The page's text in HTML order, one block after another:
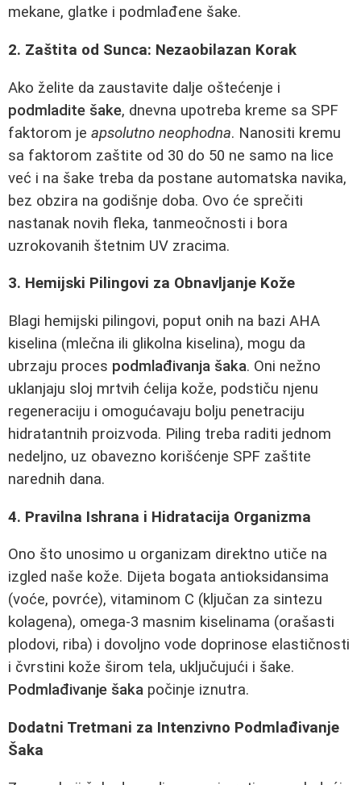
mekane, glatke i podmlađene šake.
2. Zaštita od Sunca: Nezaobilazan Korak
Ako želite da zaustavite dalje oštećenje i
podmladite šake, dnevna upotreba kreme sa SPF
faktorom je apsolutno neophodna. Nanositi kremu
sa faktorom zaštite od 30 do 50 ne samo na lice
već i na šake treba da postane automatska navika,
bez obzira na godišnje doba. Ovo će sprečiti
nastanak novih fleka, tanmeočnosti i bora
uzrokovanih štetnim UV zracima.
3. Hemijski Pilingovi za Obnavljanje Kože
Blagi hemijski pilingovi, poput onih na bazi AHA
kiselina (mlečna ili glikolna kiselina), mogu da
ubrzaju proces podmlađivanja šaka. Oni nežno
uklanjaju sloj mrtvih ćelija kože, podstiču njenu
regeneraciju i omogućavaju bolju penetraciju
hidratantnih proizvoda. Piling treba raditi jednom
nedeljno, uz obavezno korišćenje SPF zaštite
narednih dana.
4. Pravilna Ishrana i Hidratacija Organizma
Ono što unosimo u organizam direktno utiče na
izgled naše kože. Dijeta bogata antioksidansima
(voće, povrće), vitaminom C (ključan za sintezu
kolagena), omega-3 masnim kiselinama (orašasti
plodovi, riba) i dovoljno vode doprinose elastičnosti
i čvrstini kože širom tela, uključujući i šake.
Podmlađivanje šaka počinje iznutra.
Dodatni Tretmani za Intenzivno Podmlađivanje
Šaka